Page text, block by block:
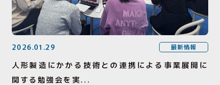
2026.01.29 最新情報
人形製造にかかる技術との連携による事業展開に
関する勉強会を実...